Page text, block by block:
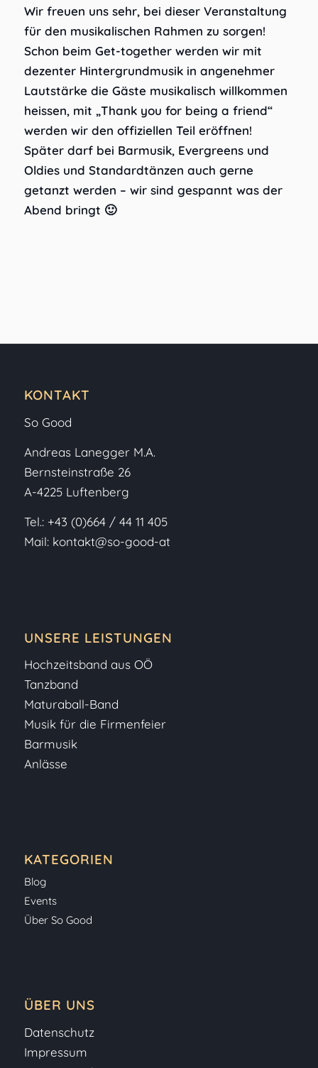
Wir freuen uns sehr, bei dieser Veranstaltung
für den musikalischen Rahmen zu sorgen!
Schon beim Get-together werden wir mit
dezenter Hintergrundmusik in angenehmer
Lautstärke die Gäste musikalisch willkommen
heissen, mit „Thank you for being a friend“
werden wir den offiziellen Teil eröffnen!
Später darf bei Barmusik, Evergreens und
Oldies und Standardtänzen auch gerne
getanzt werden – wir sind gespannt was der
Abend bringt 🙂
KONTAKT
So Good
Andreas Lanegger M.A.
Bernsteinstraße 26
A-4225 Luftenberg
Tel.: +43 (0)664 / 44 11 405
Mail: kontakt@so-good-at
UNSERE LEISTUNGEN
Hochzeitsband aus OÖ
Tanzband
Maturaball-Band
Musik für die Firmenfeier
Barmusik
Anlässe
KATEGORIEN
Blog
Events
Über So Good
ÜBER UNS
Datenschutz
Impressum